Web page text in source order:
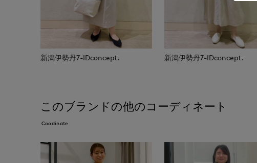
新潟伊勢丹7-IDconcept. 新潟伊勢丹7-IDconcept.
このブランドの他のコーディネート
Coodinate